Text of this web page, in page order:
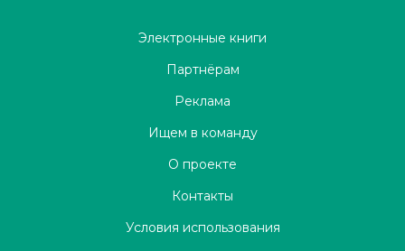
Электронные книги
Партнёрам
Реклама
Ищем в команду
О проекте
Контакты
Условия использования